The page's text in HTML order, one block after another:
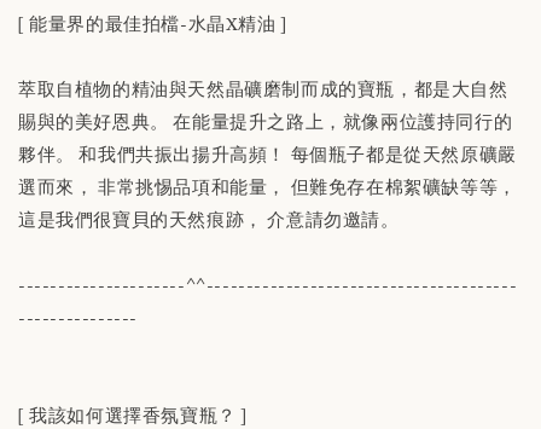
[ 能量界的最佳拍檔-水晶X精油 ]
萃取自植物的精油與天然晶礦磨制而成的寶瓶，都是大自然
賜與的美好恩典。 在能量提升之路上，就像兩位護持同行的
夥伴。 和我們共振出揚升高頻！ 每個瓶子都是從天然原礦嚴
選而來， 非常挑惕品項和能量， 但難免存在棉絮礦缺等等，
這是我們很寶貝的天然痕跡， 介意請勿邀請。
---------------------^^---------------------------------------
---------------
[ 我該如何選擇香氛寶瓶？ ]